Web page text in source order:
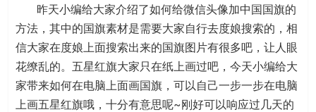
昨天小编给大家介绍了如何给微信头像加中国国旗的
方法，其中的国旗素材是需要大家自行去度娘搜索的，相
信大家在度娘上面搜索出来的国旗图片有很多吧，让人眼
花缭乱的。五星红旗大家只在纸上画过吧，今天小编给大
家带来如何在电脑上面画国旗，可以自己一步一步在电脑
上画五星红旗哦，十分有意思呢~刚好可以响应过几天的